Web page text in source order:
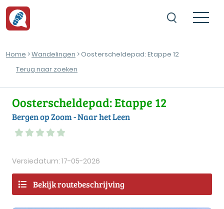
Home >Wandelingen > Oosterscheldepad: Etappe 12
Terug naar zoeken
Oosterscheldepad: Etappe 12
Bergen op Zoom - Naar het Leen
Versiedatum: 17-05-2026
Bekijk routebeschrijving